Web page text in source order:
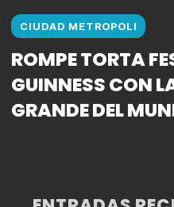
CIUDAD METROPOLI
ROMPE TORTA
GUINNESS CON
GRANDE DEL